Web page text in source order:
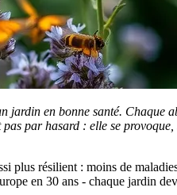
en bonne santé. Chaque
par hasard : elle se
plus résilient : moins de
en 30 ans - chaque jardin